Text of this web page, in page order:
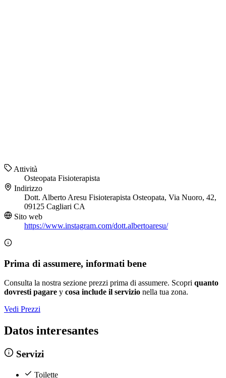
Attività
Osteopata Fisioterapista
Indirizzo
Dott. Alberto Aresu Fisioterapista Osteopata, Via Nuoro, 42,
09125 Cagliari CA
Sito web
https://www.instagram.com/dott.albertoaresu/
Prima di assumere, informati bene
Consulta la nostra sezione prezzi prima di assumere. Scopri quanto
dovresti pagare y cosa include il servizio nella tua zona.
Vedi Prezzi
Datos interesantes
Servizi
Toilette